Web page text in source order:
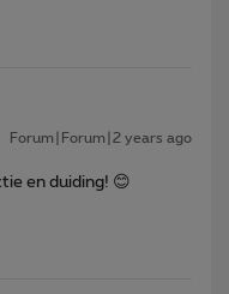
Forum|Forum|2 years ago
en duiding! 😊